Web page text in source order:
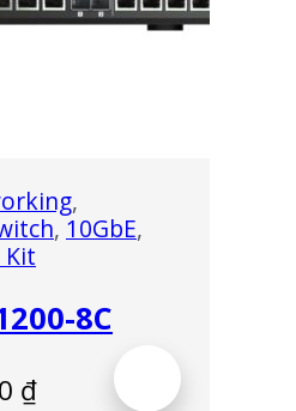
,
, 10GbE,
Kit
8C
₫